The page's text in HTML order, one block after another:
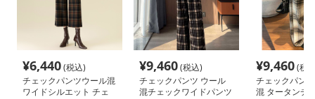
¥6,440(税込)
チェックパンツウール混
ワイドシルエット チェ
¥9,460(税込)
チェックパンツ ウール
混チェックワイドパンツ
¥9,460(税
チェックパン
混 タータンチ